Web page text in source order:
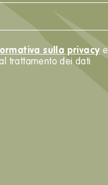
sulla privacy e
trattamento dei dati